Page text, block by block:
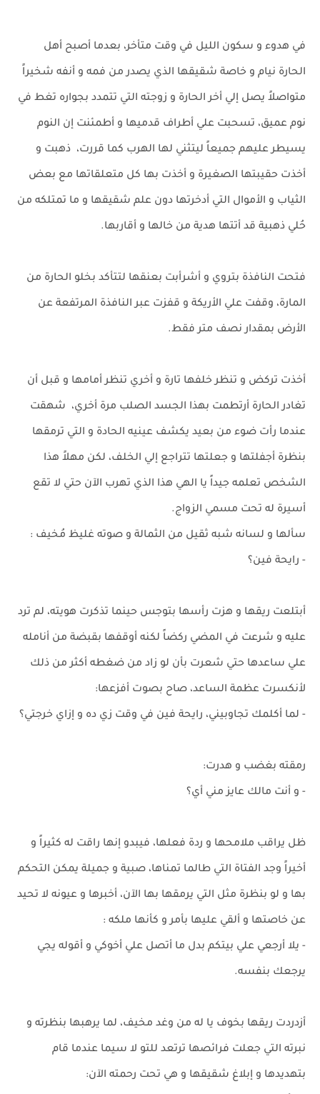
في هدوء و سكون الليل في وقت متأخر، بعدما أصبح أهل
الحارة نيام و خاصة شقيقها الذي يصدر من فمه و أنفه شخيراً
متواصلاً يصل إلي أخر الحارة و زوجته التي تتمدد بجواره تغط في
نوم عميق، تسحبت علي أطراف قدميها و أطمئنت إن النوم
يسيطر عليهم جميعاً ليتثني لها الهرب كما قررت، ذهبت و
أخذت حقيبتها الصغيرة و أخذت بها كل متعلقاتها مع بعض
الثياب و الأموال التي أدخرتها دون علم شقيقها و ما تمتلكه من
حُلي ذهبية قد أتتها هدية من خالها و أقاربها.
فتحت النافذة بتروي و أشرأبت بعنقها لتتأكد بخلو الحارة من
المارة، وقفت علي الأريكة و قفزت عبر النافذة المرتفعة عن
الأرض بمقدار نصف متر فقط.
أخذت تركض و تنظر خلفها تارة و أخري تنظر أمامها و قبل أن
تغادر الحارة أرتطمت بهذا الجسد الصلب مرة أخري، شهقت
عندما رأت ضوء من بعيد يكشف عينيه الحادة و التي ترمقها
بنظرة أجفلتها و جعلتها تتراجع إلي الخلف، لكن مهلاً هذا
الشخص تعلمه جيداً يا الهي هذا الذي تهرب الآن حتي لا تقع
أسيرة له تحت مسمي الزواج.
سألها و لسانه شبه ثقيل من الثمالة و صوته غليظ مُخيف :
- رايحة فين؟
أبتلعت ريقها و هزت رأسها بتوجس حينما تذكرت هويته، لم ترد
عليه و شرعت في المضي ركضاً لكنه أوقفها بقبضة من أنامله
علي ساعدها حتي شعرت بأن لو زاد من ضغطه أكثر من ذلك
لأنكسرت عظمة الساعد، صاح بصوت أفزعها:
- لما أكلمك تجاوبيني، رايحة فين في وقت زي ده و إزاي خرجتي؟
رمقته بغضب و هدرت:
- و أنت مالك عايز مني أي؟
ظل يراقب ملامحها و ردة فعلها، فيبدو إنها راقت له كثيراً و
أخيراً وجد الفتاة التي طالما تمناها، صبية و جميلة يمكن التحكم
بها و لو بنظرة مثل التي يرمقها بها الآن، أخبرها و عيونه لا تحيد
عن خاصتها و ألقي عليها بأمر و كأنها ملكه :
- يلا أرجعي علي بيتكم بدل ما أتصل علي أخوكي و أقوله يجي
يرجعك بنفسه.
أزدردت ريقها بخوف يا له من وغد مخيف، لما يرهبها بنظرته و
نبرته التي جعلت فرائصها ترتعد للتو لا سيما عندما قام
بتهديدها و إبلاغ شقيقها و هي تحت رحمته الآن: